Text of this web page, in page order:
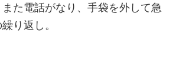
た電話がなり、手袋を外して急
り返し。